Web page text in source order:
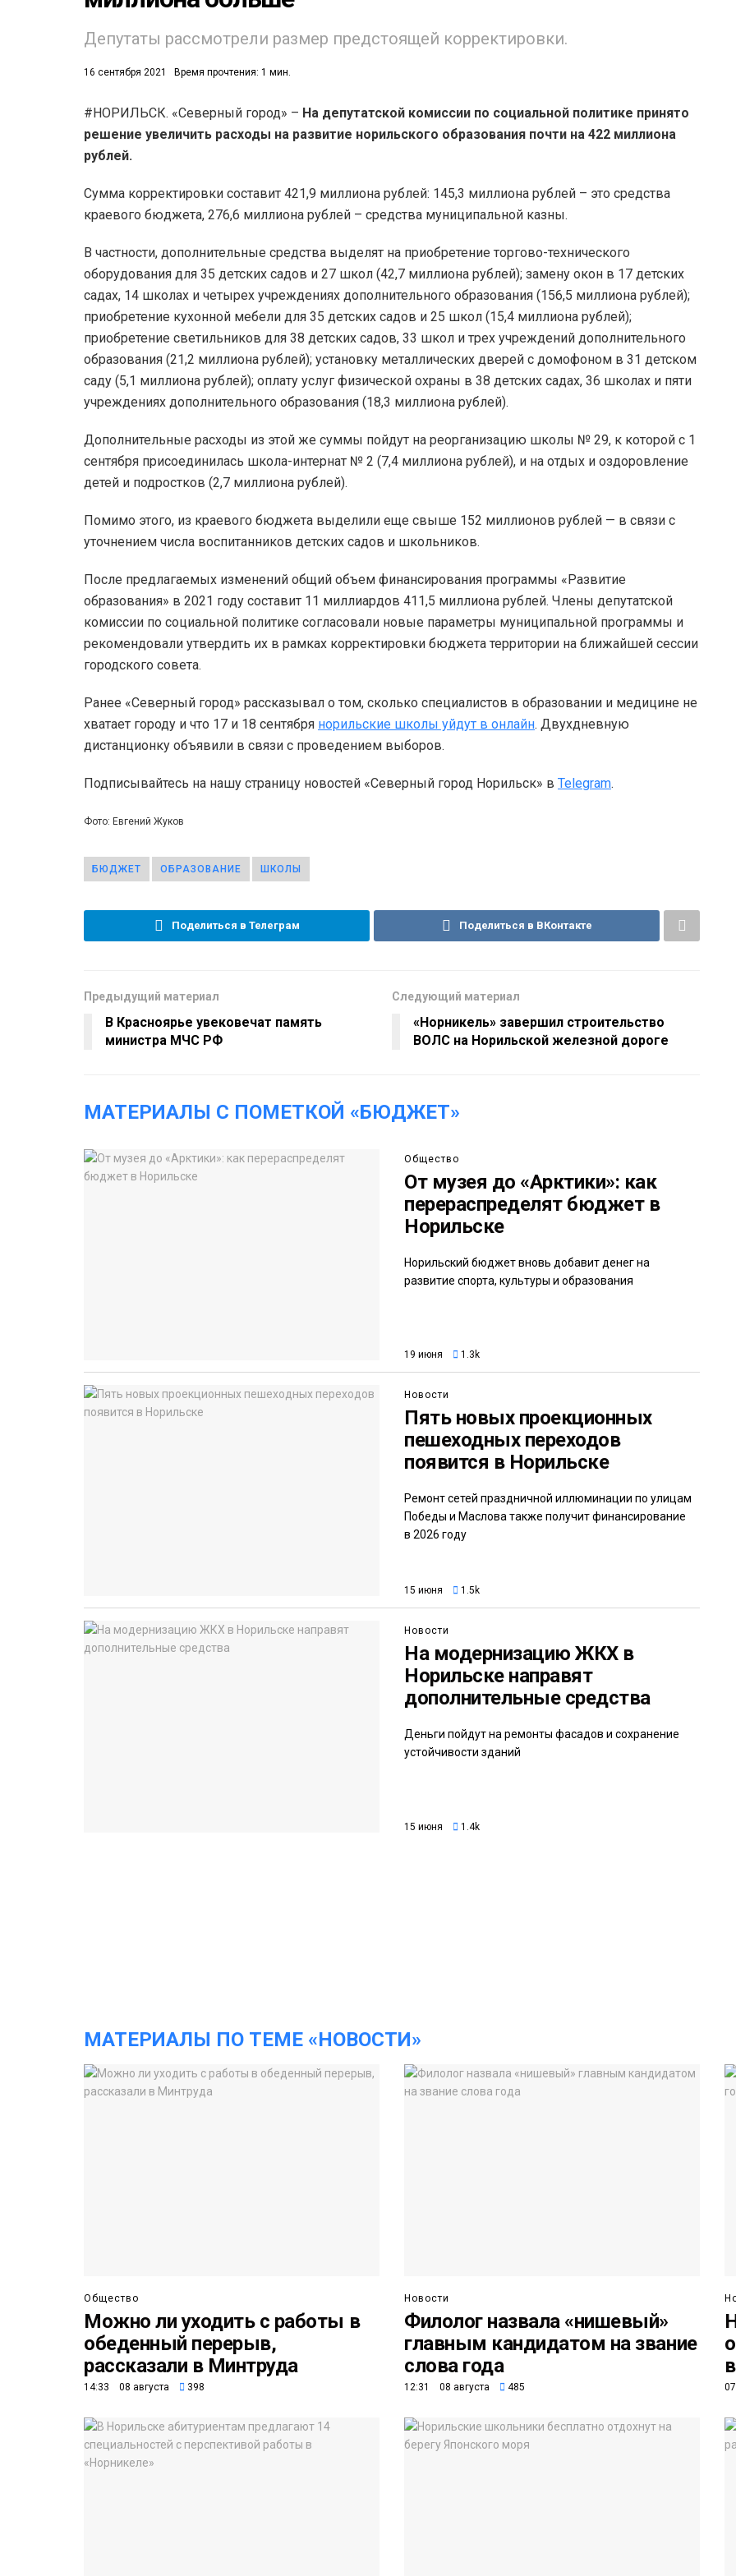
Депутаты рассмотрели размер предстоящей корректировки.
16 сентября 2021 Время прочтения: 1 мин.
#НОРИЛЬСК. «Северный город» – На депутатской комиссии по социальной политике принято
решение увеличить расходы на развитие норильского образования почти на 422 миллиона
рублей.
Сумма корректировки составит 421,9 миллиона рублей: 145,3 миллиона рублей – это средства
краевого бюджета, 276,6 миллиона рублей – средства муниципальной казны.
В частности, дополнительные средства выделят на приобретение торгово-технического
оборудования для 35 детских садов и 27 школ (42,7 миллиона рублей); замену окон в 17 детских
садах, 14 школах и четырех учреждениях дополнительного образования (156,5 миллиона рублей);
приобретение кухонной мебели для 35 детских садов и 25 школ (15,4 миллиона рублей);
приобретение светильников для 38 детских садов, 33 школ и трех учреждений дополнительного
образования (21,2 миллиона рублей); установку металлических дверей с домофоном в 31 детском
саду (5,1 миллиона рублей); оплату услуг физической охраны в 38 детских садах, 36 школах и пяти
учреждениях дополнительного образования (18,3 миллиона рублей).
Дополнительные расходы из этой же суммы пойдут на реорганизацию школы № 29, к которой с 1
сентября присоединилась школа-интернат № 2 (7,4 миллиона рублей), и на отдых и оздоровление
детей и подростков (2,7 миллиона рублей).
Помимо этого, из краевого бюджета выделили еще свыше 152 миллионов рублей — в связи с
уточнением числа воспитанников детских садов и школьников.
После предлагаемых изменений общий объем финансирования программы «Развитие
образования» в 2021 году составит 11 миллиардов 411,5 миллиона рублей. Члены депутатской
комиссии по социальной политике согласовали новые параметры муниципальной программы и
рекомендовали утвердить их в рамках корректировки бюджета территории на ближайшей сессии
городского совета.
Ранее «Северный город» рассказывал о том, сколько специалистов в образовании и медицине не
хватает городу и что 17 и 18 сентября норильские школы уйдут в онлайн. Двухдневную
дистанционку объявили в связи с проведением выборов.
Подписывайтесь на нашу страницу новостей «Северный город Норильск» в Telegram.
Фото: Евгений Жуков
БЮДЖЕТ ОБРАЗОВАНИЕ ШКОЛЫ
Поделиться в Телеграм Поделиться в ВКонтакте
Предыдущий материал
В Красноярье увековечат память
министра МЧС РФ
Следующий материал
«Норникель» завершил строительство
ВОЛС на Норильской железной дороге
МАТЕРИАЛЫ С ПОМЕТКОЙ «БЮДЖЕТ»
Общество
От музея до «Арктики»: как
перераспределят бюджет в
Норильске
Норильский бюджет вновь добавит денег на
развитие спорта, культуры и образования
19 июня 1.3k
Новости
Пять новых проекционных
пешеходных переходов
появится в Норильске
Ремонт сетей праздничной иллюминации по улицам
Победы и Маслова также получит финансирование
в 2026 году
15 июня 1.5k
Новости
На модернизацию ЖКХ в
Норильске направят
дополнительные средства
Деньги пойдут на ремонты фасадов и сохранение
устойчивости зданий
15 июня 1.4k
МАТЕРИАЛЫ ПО ТЕМЕ «НОВОСТИ»
Общество
Можно ли уходить с работы в
обеденный перерыв,
рассказали в Минтруда
14:33 08 августа 398
Новости
Филолог назвала «нишевый»
главным кандидатом на звание
слова года
12:31 08 августа 485